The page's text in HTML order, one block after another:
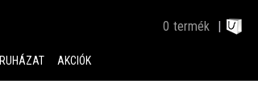
0 termék
RUHÁZAT AKCIÓK